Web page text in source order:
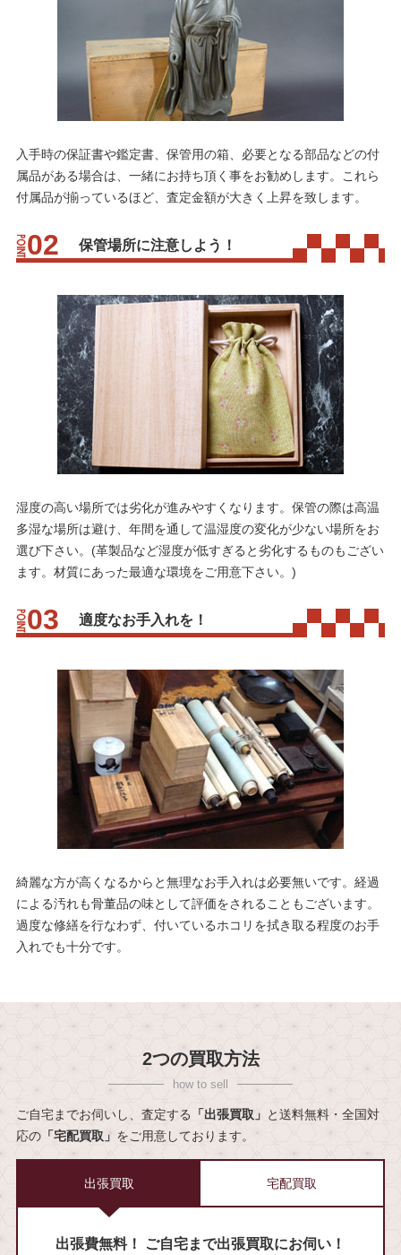
入手時の保証書や鑑定書、保管用の箱、必要となる部品などの付
属品がある場合は、一緒にお持ち頂く事をお勧めします。これら
付属品が揃っているほど、査定金額が大きく上昇を致します。
保管場所に注意しよう！
湿度の高い場所では劣化が進みやすくなります。保管の際は高温
多湿な場所は避け、年間を通して温湿度の変化が少ない場所をお
選び下さい。(革製品など湿度が低すぎると劣化するものもござい
ます。材質にあった最適な環境をご用意下さい。)
適度なお手入れを！
綺麗な方が高くなるからと無理なお手入れは必要無いです。経過
による汚れも骨董品の味として評価をされることもございます。
過度な修繕を行なわず、付いているホコリを拭き取る程度のお手
入れでも十分です。
2つの買取方法
ご自宅までお伺いし、査定する 「出張買取」 と送料無料・全国対
応の「宅配買取」 をご用意しております。
出張買取 宅配買取
出張費無料！ ご自宅まで出張買取にお伺い！